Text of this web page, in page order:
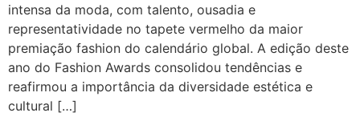
intensa da moda, com talento, ousadia e
representatividade no tapete vermelho da maior
premiação fashion do calendário global. A edição deste
ano do Fashion Awards consolidou tendências e
reafirmou a importância da diversidade estética e
cultural […]